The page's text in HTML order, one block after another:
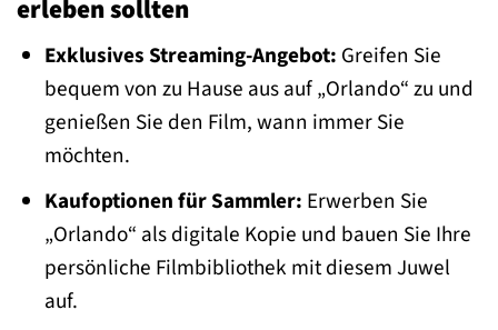
erleben sollten
Exklusives Streaming-Angebot: Greifen Sie
bequem von zu Hause aus auf „Orlando“ zu und
genießen Sie den Film, wann immer Sie
möchten.
Kaufoptionen für Sammler: Erwerben Sie
„Orlando“ als digitale Kopie und bauen Sie Ihre
persönliche Filmbibliothek mit diesem Juwel
auf.